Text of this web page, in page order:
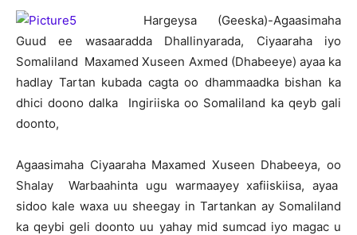
Hargeysa (Geeska)-Agaasimaha
Guud ee wasaaradda Dhallinyarada, Ciyaaraha iyo
Somaliland Maxamed Xuseen Axmed (Dhabeeye) ayaa ka
hadlay Tartan kubada cagta oo dhammaadka bishan ka
dhici doono dalka Ingiriiska oo Somaliland ka qeyb gali
doonto,
Agaasimaha Ciyaaraha Maxamed Xuseen Dhabeeya, oo
Shalay Warbaahinta ugu warmaayey xafiiskiisa, ayaa
sidoo kale waxa uu sheegay in Tartankan ay Somaliland
ka qeybi geli doonto uu yahay mid sumcad iyo magac u